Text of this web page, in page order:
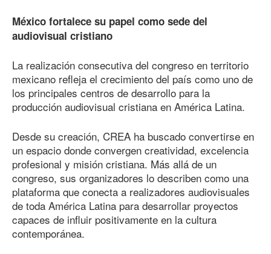
México fortalece su papel como sede del
audiovisual cristiano
La realización consecutiva del congreso en territorio
mexicano refleja el crecimiento del país como uno de
los principales centros de desarrollo para la
producción audiovisual cristiana en América Latina.
Desde su creación, CREA ha buscado convertirse en
un espacio donde convergen creatividad, excelencia
profesional y misión cristiana. Más allá de un
congreso, sus organizadores lo describen como una
plataforma que conecta a realizadores audiovisuales
de toda América Latina para desarrollar proyectos
capaces de influir positivamente en la cultura
contemporánea.